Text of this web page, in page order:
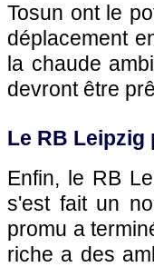
Tosun ont le
déplacement
la chaude
devront être
Le RB Leipzig
Enfin, le RB
s'est fait un
promu a
riche a des